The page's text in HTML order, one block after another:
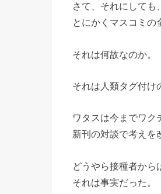
さて、それにしても
とにかくマスコミの
それは何故なのか。
それは人類タグ付け
ワタスは今までワク
新刊の対談で考えを
どうやら接種者から
それは事実だった。